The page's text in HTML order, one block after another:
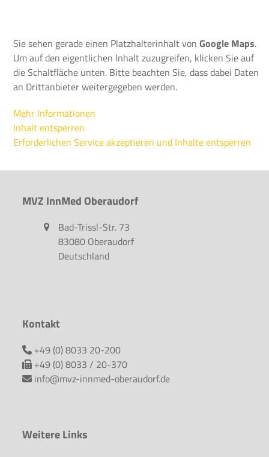
Sie sehen gerade einen Platzhalterinhalt vonGoogle Maps.
Um auf den eigentlichen Inhalt zuzugreifen, klicken Sie auf
die Schaltfläche unten. Bitte beachten Sie, dass dabei Daten
an Drittanbieter weitergegeben werden.
Mehr Informationen
Inhalt entsperren
Erforderlichen Service akzeptieren und Inhalte entsperren
MVZ InnMed Oberaudorf
Bad-Trissl-Str. 73
83080 Oberaudorf
Deutschland
Kontakt
+49 (0) 8033 20-200
+49 (0) 8033 / 20-370
info@mvz-innmed-oberaudorf.de
Weitere Links